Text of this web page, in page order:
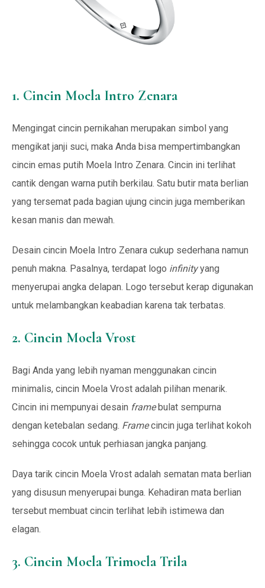
1. Cincin Moela Intro Zenara
Mengingat cincin pernikahan merupakan simbol yang
mengikat janji suci, maka Anda bisa mempertimbangkan
cincin emas putih Moela Intro Zenara. Cincin ini terlihat
cantik dengan warna putih berkilau. Satu butir mata berlian
yang tersemat pada bagian ujung cincin juga memberikan
kesan manis dan mewah.
Desain cincin Moela Intro Zenara cukup sederhana namun
penuh makna. Pasalnya, terdapat logo infinityyang
menyerupai angka delapan. Logo tersebut kerap digunakan
untuk melambangkan keabadian karena tak terbatas.
2. Cincin Moela Vrost
Bagi Anda yang lebih nyaman menggunakan cincin
minimalis, cincin Moela Vrost adalah pilihan menarik.
Cincin ini mempunyai desain frame bulat sempurna
dengan ketebalan sedang. Framecincin juga terlihat kokoh
sehingga cocok untuk perhiasan jangka panjang.
Daya tarik cincin Moela Vrost adalah sematan mata berlian
yang disusun menyerupai bunga. Kehadiran mata berlian
tersebut membuat cincin terlihat lebih istimewa dan
elagan.
3. Cincin Moela Trimoela Trila